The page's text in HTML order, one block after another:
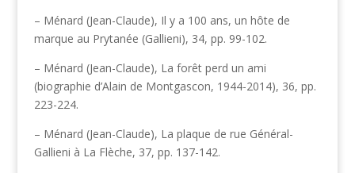
– Ménard (Jean-Claude), Il y a 100 ans, un hôte de
marque au Prytanée (Gallieni), 34, pp. 99-102.
– Ménard (Jean-Claude), La forêt perd un ami
(biographie d’Alain de Montgascon, 1944-2014), 36, pp.
223-224.
– Ménard (Jean-Claude), La plaque de rue Général-
Gallieni à La Flèche, 37, pp. 137-142.